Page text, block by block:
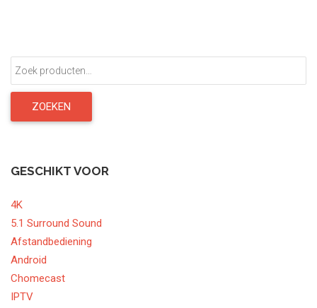
Zoeken
naar:
ZOEKEN
GESCHIKT VOOR
4K
5.1 Surround Sound
Afstandbediening
Android
Chomecast
IPTV